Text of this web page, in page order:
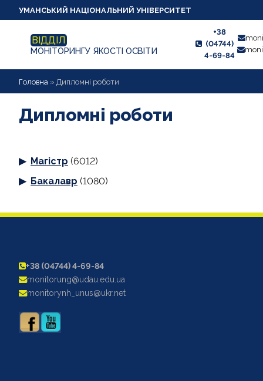
УМАНСЬКИЙ НАЦІОНАЛЬНИЙ УНІВЕРСИТЕТ
ВІДДІЛ
МОНІТОРИНГУ ЯКОСТІ ОСВІТИ
+38
(04744)
4-69-84
НОВИНИ
ПРО ВІДДІЛ
ВИКЛАДАЧУ
АНКЕТУВАННЯ
ДИПЛОМНІ РОБОТИ
АКРЕДИТАЦІЙНІ ЕКСПЕРТИЗИ
АКАДЕМІЧНА ДОБРОЧЕСНІСТЬ
Головна » Дипломні роботи
Дипломні роботи
Магістр (6012)
Бакалавр (1080)
+38 (04744) 4-69-84
monitorung@udau.edu.ua
monitorynh_unus@ukr.net